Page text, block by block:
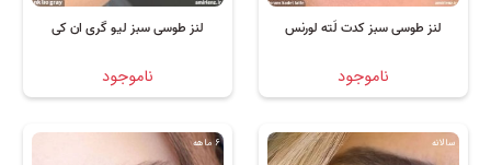
لنز طوسی سبز کدت لَته لورنس
ناموجود
لنز طوسی سبز لیو گری ان کی
ناموجود
سالانه 6 ماهه